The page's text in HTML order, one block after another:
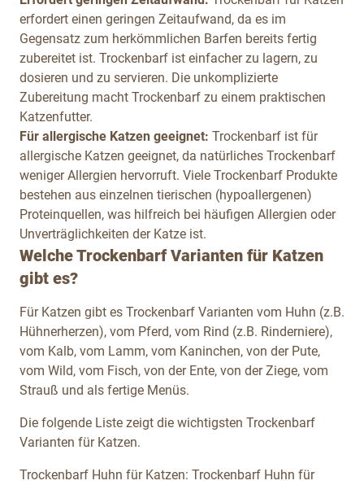
erfordert einen geringen Zeitaufwand, da es im
Gegensatz zum herkömmlichen Barfen bereits fertig
zubereitet ist. Trockenbarf ist einfacher zu lagern, zu
dosieren und zu servieren. Die unkomplizierte
Zubereitung macht Trockenbarf zu einem praktischen
Katzenfutter.
Für allergische Katzen geeignet: Trockenbarf ist für
allergische Katzen geeignet, da natürliches Trockenbarf
weniger Allergien hervorruft. Viele Trockenbarf Produkte
bestehen aus einzelnen tierischen (hypoallergenen)
Proteinquellen, was hilfreich bei häufigen Allergien oder
Unverträglichkeiten der Katze ist.
Welche Trockenbarf Varianten für Katzen
gibt es?
Für Katzen gibt es Trockenbarf Varianten vom Huhn (z.B.
Hühnerherzen), vom Pferd, vom Rind (z.B. Rinderniere),
vom Kalb, vom Lamm, vom Kaninchen, von der Pute,
vom Wild, vom Fisch, von der Ente, von der Ziege, vom
Strauß und als fertige Menüs.
Die folgende Liste zeigt die wichtigsten Trockenbarf
Varianten für Katzen.
Trockenbarf Huhn für Katzen: Trockenbarf Huhn für